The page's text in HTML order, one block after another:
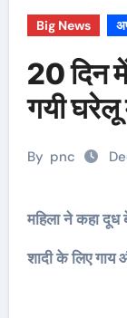
Big News
20 दिन
गयी घरेलू
By pnc
महिला ने कहा
शादी के लिए